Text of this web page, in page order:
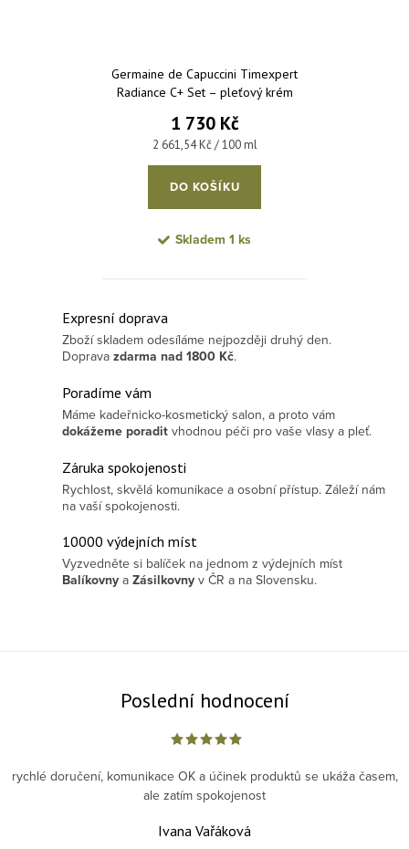
Germaine de Capuccini Timexpert
Radiance C+ Set – pleťový krém
1 730 Kč
Měrná cena:
2 661,54 Kč / 100 ml
DO KOŠÍKU
Skladem 1 ks
Ovládací prvky výpisu
Expresní doprava
Zboží skladem odesíláme nejpozději druhý den.
Doprava zdarma nad 1800 Kč.
Poradíme vám
Máme kadeřnicko-kosmetický salon, a proto vám
dokážeme poradit vhodnou péči pro vaše vlasy a pleť.
Záruka spokojenosti
Rychlost, skvělá komunikace a osobní přístup. Záleží nám
na vaší spokojenosti.
10000 výdejních míst
Vyzvedněte si balíček na jednom z výdejních míst
Balíkovny a Zásilkovny v ČR a na Slovensku.
Poslední hodnocení
rychlé doručení, komunikace OK a účinek produktů se ukáža časem,
ale zatím spokojenost
Ivana Vařáková